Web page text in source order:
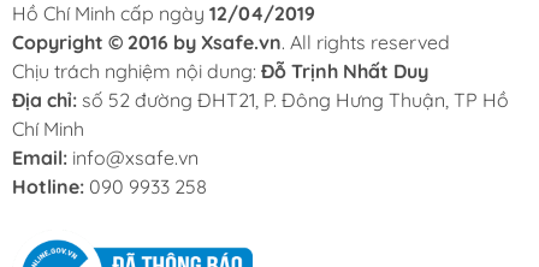
Hồ Chí Minh cấp ngày 12/04/2019
Copyright © 2016 by Xsafe.vn. All rights reserved
Chịu trách nghiệm nội dung: Đỗ Trịnh Nhất Duy
Địa chỉ: số 52 đường ĐHT21, P. Đông Hưng Thuận, TP Hồ
Chí Minh
Email: info@xsafe.vn
Hotline: 090 9933 258